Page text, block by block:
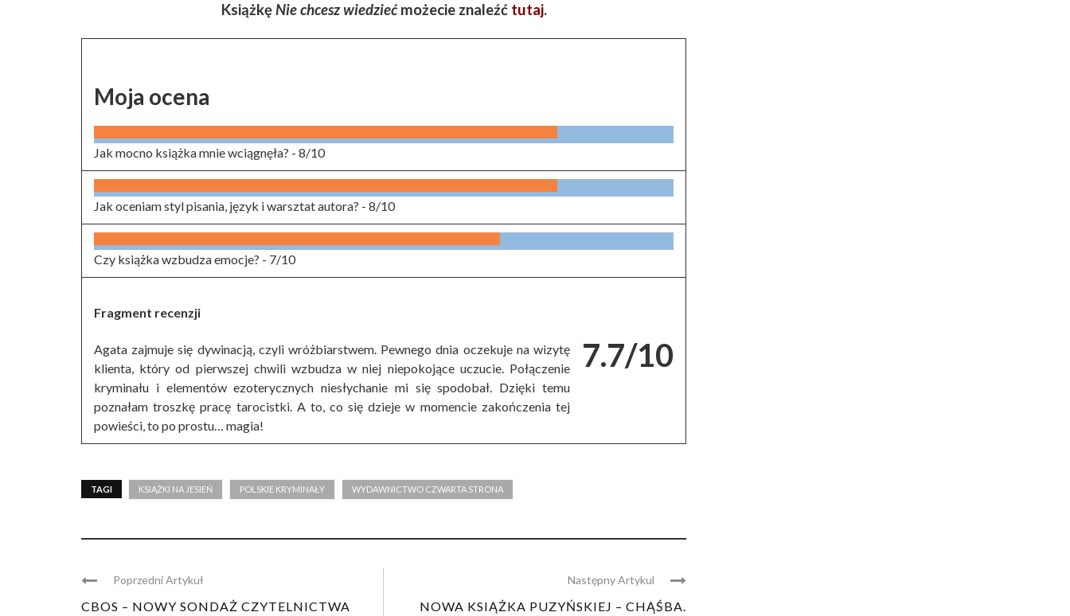
KsiążkęNie chcesz wiedziećmożecie znaleźć tutaj.
Moja ocena
Jak mocno książka mnie wciągnęła? - 8/10
Jak oceniam styl pisania, język i warsztat autora? - 8/10
Czy książka wzbudza emocje? - 7/10
7.7/10
Fragment recenzji
Agata zajmuje się dywinacją, czyli wróżbiarstwem. Pewnego dnia oczekuje na wizytę
klienta, który od pierwszej chwili wzbudza w niej niepokojące uczucie. Połączenie
kryminału i elementów ezoterycznych niesłychanie mi się spodobał. Dzięki temu
poznałam troszkę pracę tarocistki. A to, co się dzieje w momencie zakończenia tej
powieści, to po prostu… magia!
TAGI KSIĄŻKI NA JESIEŃ POLSKIE KRYMINAŁY WYDAWNICTWO CZWARTA STRONA
Poprzedni Artykuł
CBOS – NOWY SONDAŻ CZYTELNICTWA
Następny Artykul
NOWA KSIĄŻKA PUZYŃSKIEJ – CHĄŚBA.